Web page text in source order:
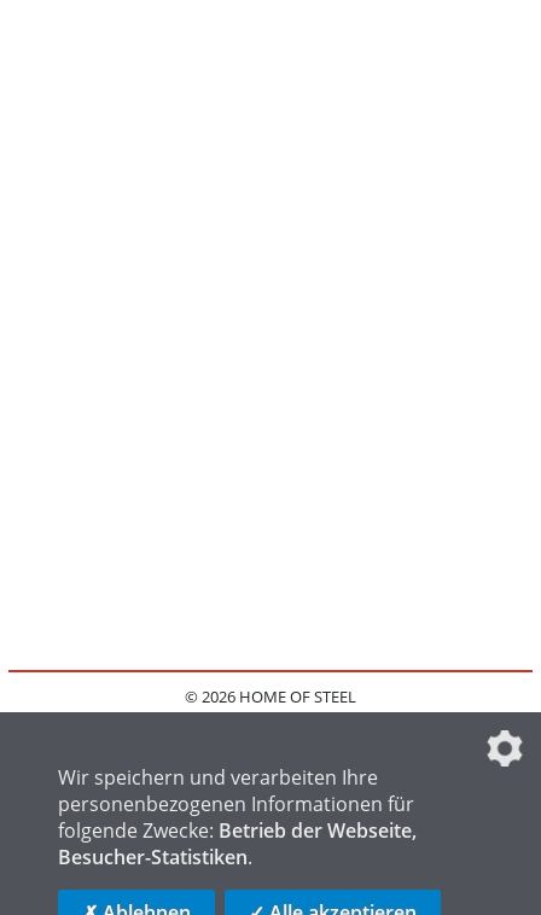
© 2026 HOME OF STEEL
IMPRESSUM
FAQ
DATENSCHUTZEINSTELLUNGEN
HOME OF LOGISTICS
Wir speichern und verarbeiten Ihre
personenbezogenen Informationen für
folgende Zwecke: Betrieb der Webseite,
Besucher-Statistiken.